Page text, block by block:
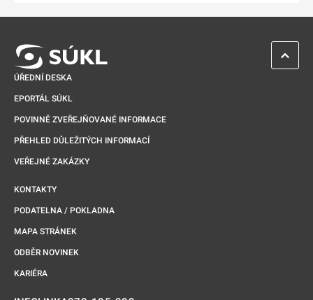
ÚŘEDNÍ DESKA
EPORTÁL SÚKL
POVINNĚ ZVEŘEJŇOVANÉ INFORMACE
PŘEHLED DŮLEŽITÝCH INFORMACÍ
VEŘEJNÉ ZAKÁZKY
KONTAKTY
PODATELNA / POKLADNA
MAPA STRÁNEK
ODBĚR NOVINEK
KARIÉRA
ZPĚT